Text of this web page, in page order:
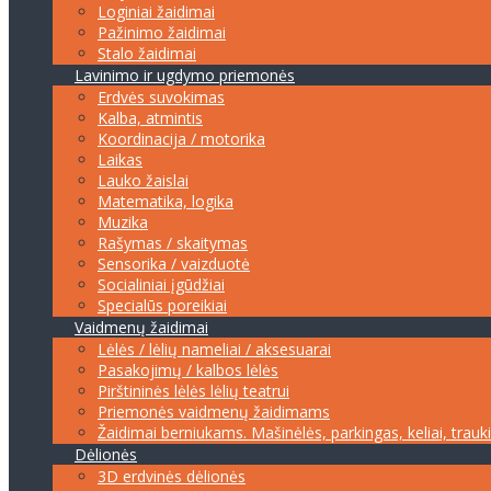
Loginiai žaidimai
Pažinimo žaidimai
Stalo žaidimai
Lavinimo ir ugdymo priemonės
Erdvės suvokimas
Kalba, atmintis
Koordinacija / motorika
Laikas
Lauko žaislai
Matematika, logika
Muzika
Rašymas / skaitymas
Sensorika / vaizduotė
Socialiniai įgūdžiai
Specialūs poreikiai
Vaidmenų žaidimai
Lėlės / lėlių nameliai / aksesuarai
Pasakojimų / kalbos lėlės
Pirštininės lėlės lėlių teatrui
Priemonės vaidmenų žaidimams
Žaidimai berniukams. Mašinėlės, parkingas, keliai,
Dėlionės
3D erdvinės dėlionės